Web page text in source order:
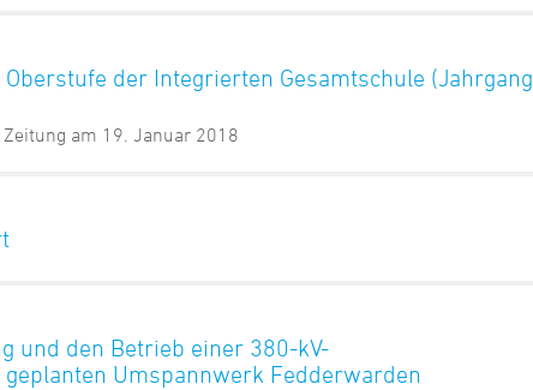
der Integrierten Gesamtschule (Jahrgang
am 19. Januar 2018
und den Betrieb einer 380-kV-
Umspannwerk Fedderwarden